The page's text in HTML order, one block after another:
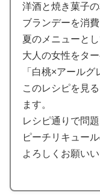
洋酒と焼き菓子
ブランデーを消
夏のメニューと
大人の女性をタ
「白桃×アールグ
このレシピを見
ます。
レシピ通りで問
ピーチリキュー
よろしくお願いい